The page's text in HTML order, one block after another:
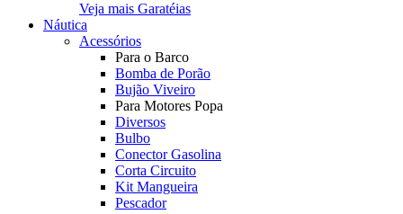
Veja mais Garatéias
Náutica
Acessórios
Para o Barco
Bomba de Porão
Bujão Viveiro
Para Motores Popa
Diversos
Bulbo
Conector Gasolina
Corta Circuito
Kit Mangueira
Pescador